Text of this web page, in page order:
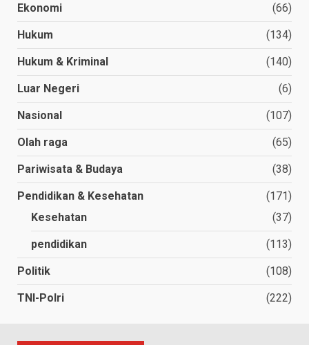
Ekonomi (66)
Hukum (134)
Hukum & Kriminal (140)
Luar Negeri (6)
Nasional (107)
Olah raga (65)
Pariwisata & Budaya (38)
Pendidikan & Kesehatan
(171)
Kesehatan
(37)
pendidikan (113)
Politik (108)
TNI-Polri (222)